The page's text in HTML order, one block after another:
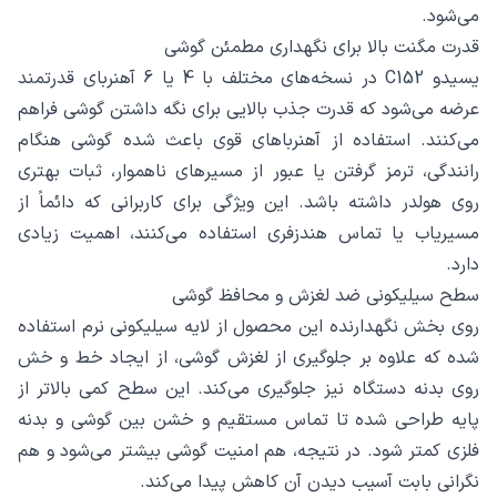
می‌شود.
قدرت مگنت بالا برای نگهداری مطمئن گوشی
یسیدو C152 در نسخه‌های مختلف با 4 یا 6 آهنربای قدرتمند
عرضه می‌شود که قدرت جذب بالایی برای نگه داشتن گوشی فراهم
می‌کنند. استفاده از آهنرباهای قوی باعث شده گوشی هنگام
رانندگی، ترمز گرفتن یا عبور از مسیرهای ناهموار، ثبات بهتری
روی هولدر داشته باشد. این ویژگی برای کاربرانی که دائماً از
مسیریاب یا تماس هندزفری استفاده می‌کنند، اهمیت زیادی
دارد.
سطح سیلیکونی ضد لغزش و محافظ گوشی
روی بخش نگهدارنده این محصول از لایه سیلیکونی نرم استفاده
شده که علاوه بر جلوگیری از لغزش گوشی، از ایجاد خط و خش
روی بدنه دستگاه نیز جلوگیری می‌کند. این سطح کمی بالاتر از
پایه طراحی شده تا تماس مستقیم و خشن بین گوشی و بدنه
فلزی کمتر شود. در نتیجه، هم امنیت گوشی بیشتر می‌شود و هم
نگرانی بابت آسیب دیدن آن کاهش پیدا می‌کند.